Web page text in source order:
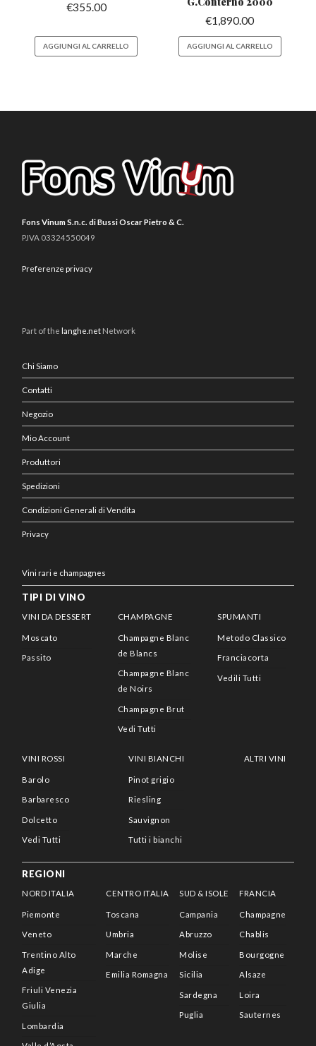
€355.00
AGGIUNGI AL CARRELLO
€1,890.00
AGGIUNGI AL CARRELLO
Fons Vinum S.n.c. di Bussi Oscar Pietro & C.
P.IVA 03324550049
Preferenze privacy
Part of thelanghe.net Network
Chi Siamo
Contatti
Negozio
Mio Account
Produttori
Spedizioni
Condizioni Generali di Vendita
Privacy
Vini rari e champagnes
TIPI DI VINO
VINI DA DESSERT
Moscato
Passito
CHAMPAGNE
Champagne Blanc
de Blancs
Champagne Blanc
de Noirs
Champagne Brut
Vedi Tutti
SPUMANTI
Metodo Classico
Franciacorta
Vedili Tutti
VINI ROSSI
Barolo
Barbaresco
Dolcetto
Vedi Tutti
VINI BIANCHI
Pinot grigio
Riesling
Sauvignon
Tutti i bianchi
ALTRI VINI
REGIONI
NORD ITALIA
Piemonte
Veneto
Trentino Alto
Adige
Friuli Venezia
Giulia
Lombardia
CENTRO ITALIA
Toscana
Umbria
Marche
Emilia Romagna
SUD & ISOLE
Campania
Abruzzo
Molise
Sicilia
Sardegna
Puglia
FRANCIA
Champagne
Chablis
Bourgogne
Alsaze
Loira
Sauternes